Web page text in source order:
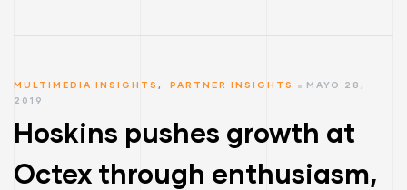
MULTIMEDIA INSIGHTS ,PARTNER INSIGHTS
MAYO 28,
2019
Hoskins pushes growth at
Octex through enthusiasm,